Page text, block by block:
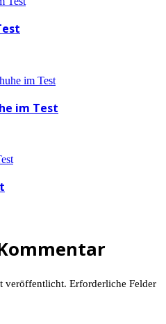
im Test
veröffentlicht. Erforderliche Felder